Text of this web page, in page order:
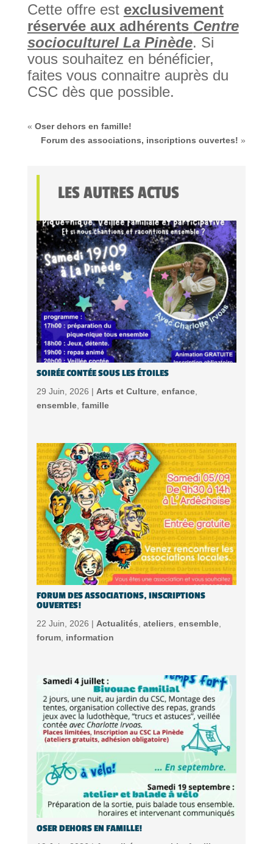
Cette offre est exclusivement
réservée aux adhérents Centre
socioculturel La Pinède. Si
vous souhaitez en bénéficier,
faites vous connaitre auprès du
CSC dès que possible.
« Oser dehors en famille!
Forum des associations, inscriptions ouvertes! »
LES AUTRES ACTUS
SOIRÉE CONTÉE SOUS LES ÉTOILES
29 Juin, 2026 | Arts et Culture, enfance,
ensemble, famille
FORUM DES ASSOCIATIONS, INSCRIPTIONS
OUVERTES!
22 Juin, 2026 | Actualités, ateliers, ensemble,
forum, information
OSER DEHORS EN FAMILLE!